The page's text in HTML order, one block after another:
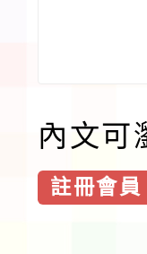
內文可
註冊會員